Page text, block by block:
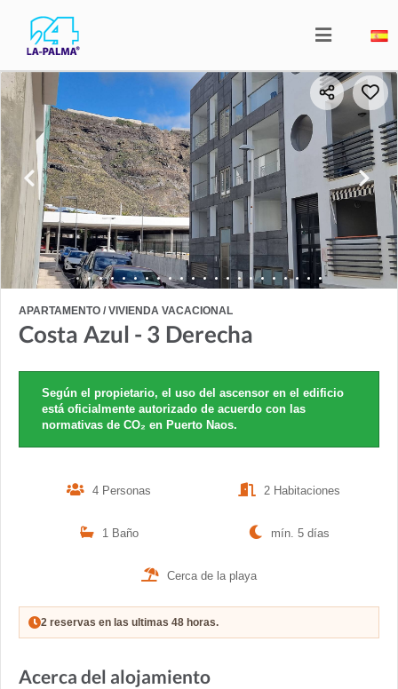
APARTAMENTO / VIVIENDA VACACIONAL
Costa Azul - 3 Derecha
Según el propietario, el uso del ascensor en el edificio
está oficialmente autorizado de acuerdo con las
normativas de CO₂ en Puerto Naos.
4 Personas 2 Habitaciones
1 Baño mín. 5 días
Cerca de la playa
2 reservas en las ultimas 48 horas.
Acerca del alojamiento